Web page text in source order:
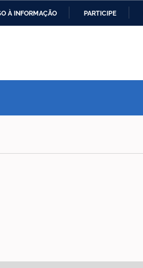
À INFORMAÇÃO PARTICIPE
Humanos